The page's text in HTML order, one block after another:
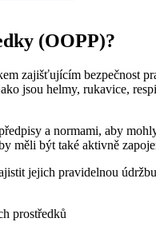
(OOPP)?
zajišťujícím bezpečnost
jsou helmy, rukavice,
a normami, aby
měli být také aktivně
jejich pravidelnou